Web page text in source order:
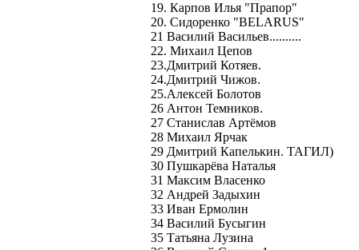
19. Карпов Илья "Прапор"
20. Сидоренко "BELARUS"
21 Василий Васильев..........
22. Михаил Цепов
23.Дмитрий Котяев.
24.Дмитрий Чижов.
25.Алексей Болотов
26 Антон Темников.
27 Станислав Артёмов
28 Михаил Ярчак
29 Дмитрий Капелькин. ТАГИЛ)
30 Пушкарёва Наталья
31 Максим Власенко
32 Андрей Задыхин
33 Иван Ермолин
34 Василий Бусыгин
35 Татьяна Лузина